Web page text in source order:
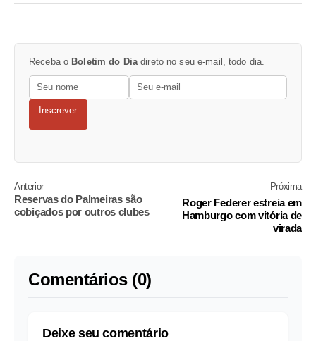
Receba o Boletim do Diadireto no seu e-mail, todo dia.
Inscrever
Anterior
Reservas do Palmeiras são
cobiçados por outros clubes
Próxima
Roger Federer estreia em
Hamburgo com vitória de
virada
Comentários (0)
Deixe seu comentário